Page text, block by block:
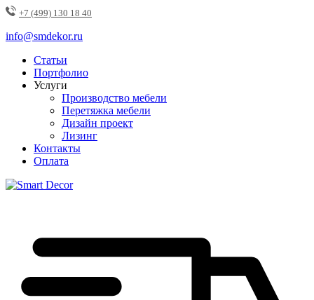
+7 (499) 130 18 40
info@smdekor.ru
Статьи
Портфолио
Услуги
Производство мебели
Перетяжка мебели
Дизайн проект
Лизинг
Контакты
Оплата